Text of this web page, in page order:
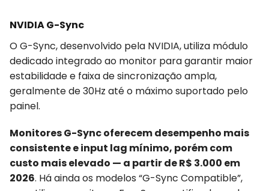
NVIDIA G-Sync
O G-Sync, desenvolvido pela NVIDIA, utiliza módulo
dedicado integrado ao monitor para garantir maior
estabilidade e faixa de sincronização ampla,
geralmente de 30Hz até o máximo suportado pelo
painel.
Monitores G-Sync oferecem desempenho mais
consistente e input lag mínimo, porém com
custo mais elevado — a partir de R$ 3.000 em
2026. Há ainda os modelos “G-Sync Compatible”,